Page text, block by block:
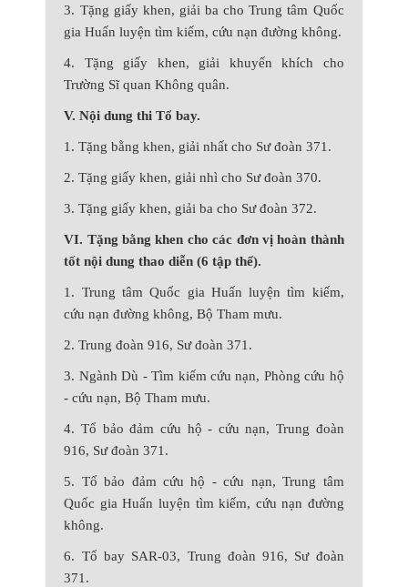
3. Tặng giấy khen, giải ba cho Trung tâm Quốc
gia Huấn luyện tìm kiếm, cứu nạn đường không.
4. Tặng giấy khen, giải khuyến khích cho
Trường Sĩ quan Không quân.
V. Nội dung thi Tổ bay.
1. Tặng bằng khen, giải nhất cho Sư đoàn 371.
2. Tặng giấy khen, giải nhì cho Sư đoàn 370.
3. Tặng giấy khen, giải ba cho Sư đoàn 372.
VI. Tặng bằng khen cho các đơn vị hoàn thành
tốt nội dung thao diễn (6 tập thể).
1. Trung tâm Quốc gia Huấn luyện tìm kiếm,
cứu nạn đường không, Bộ Tham mưu.
2. Trung đoàn 916, Sư đoàn 371.
3. Ngành Dù - Tìm kiếm cứu nạn, Phòng cứu hộ
- cứu nạn, Bộ Tham mưu.
4. Tổ bảo đảm cứu hộ - cứu nạn, Trung đoàn
916, Sư đoàn 371.
5. Tổ bảo đảm cứu hộ - cứu nạn, Trung tâm
Quốc gia Huấn luyện tìm kiếm, cứu nạn đường
không.
6. Tổ bay SAR-03, Trung đoàn 916, Sư đoàn
371.